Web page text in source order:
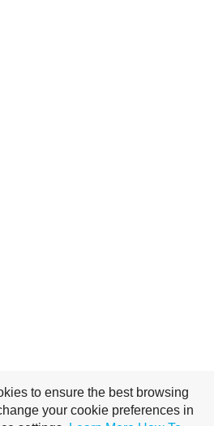
to ensure the best browsing
your cookie preferences in